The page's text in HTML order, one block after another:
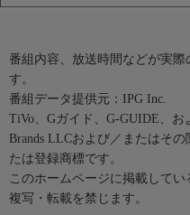
番組内容、放送時間などが実
す。
番組データ提供元：IPG Inc.
TiVo、Gガイド、G-GUIDE、
Brands LLCおよび／またはそ
たは登録商標です。
このホームページに掲載して
複写・転載を禁じます。